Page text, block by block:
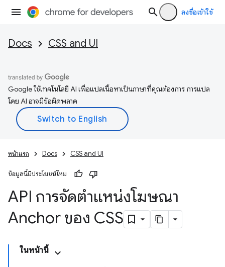
ลงชื่อเข้าใช้
Docs CSS and UI
Google ใช้เทคโนโลยี AI เพื่อแปลเนื้อหาเป็นภาษาที่คุณต้องการ การแปล
โดย AI อาจมีข้อผิดพลาด
หน้าแรก Docs CSS and UI
ข้อมูลนี้มีประโยชน์ไหม
API การจัดตำแหน่งโฆษณา
Anchor ของ CSS
ในหน้านี้